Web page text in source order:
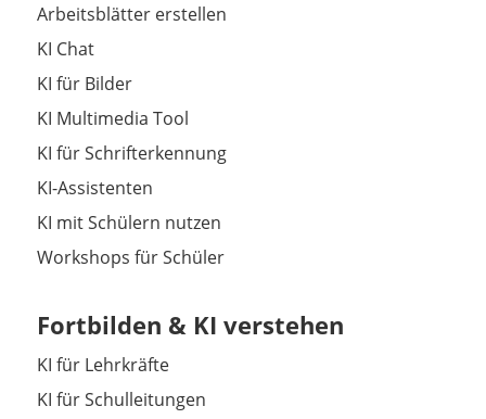
Arbeitsblätter erstellen
KI Chat
KI für Bilder
KI Multimedia Tool
KI für Schrifterkennung
KI-Assistenten
KI mit Schülern nutzen
Workshops für Schüler
Fortbilden & KI verstehen
KI für Lehrkräfte
KI für Schulleitungen